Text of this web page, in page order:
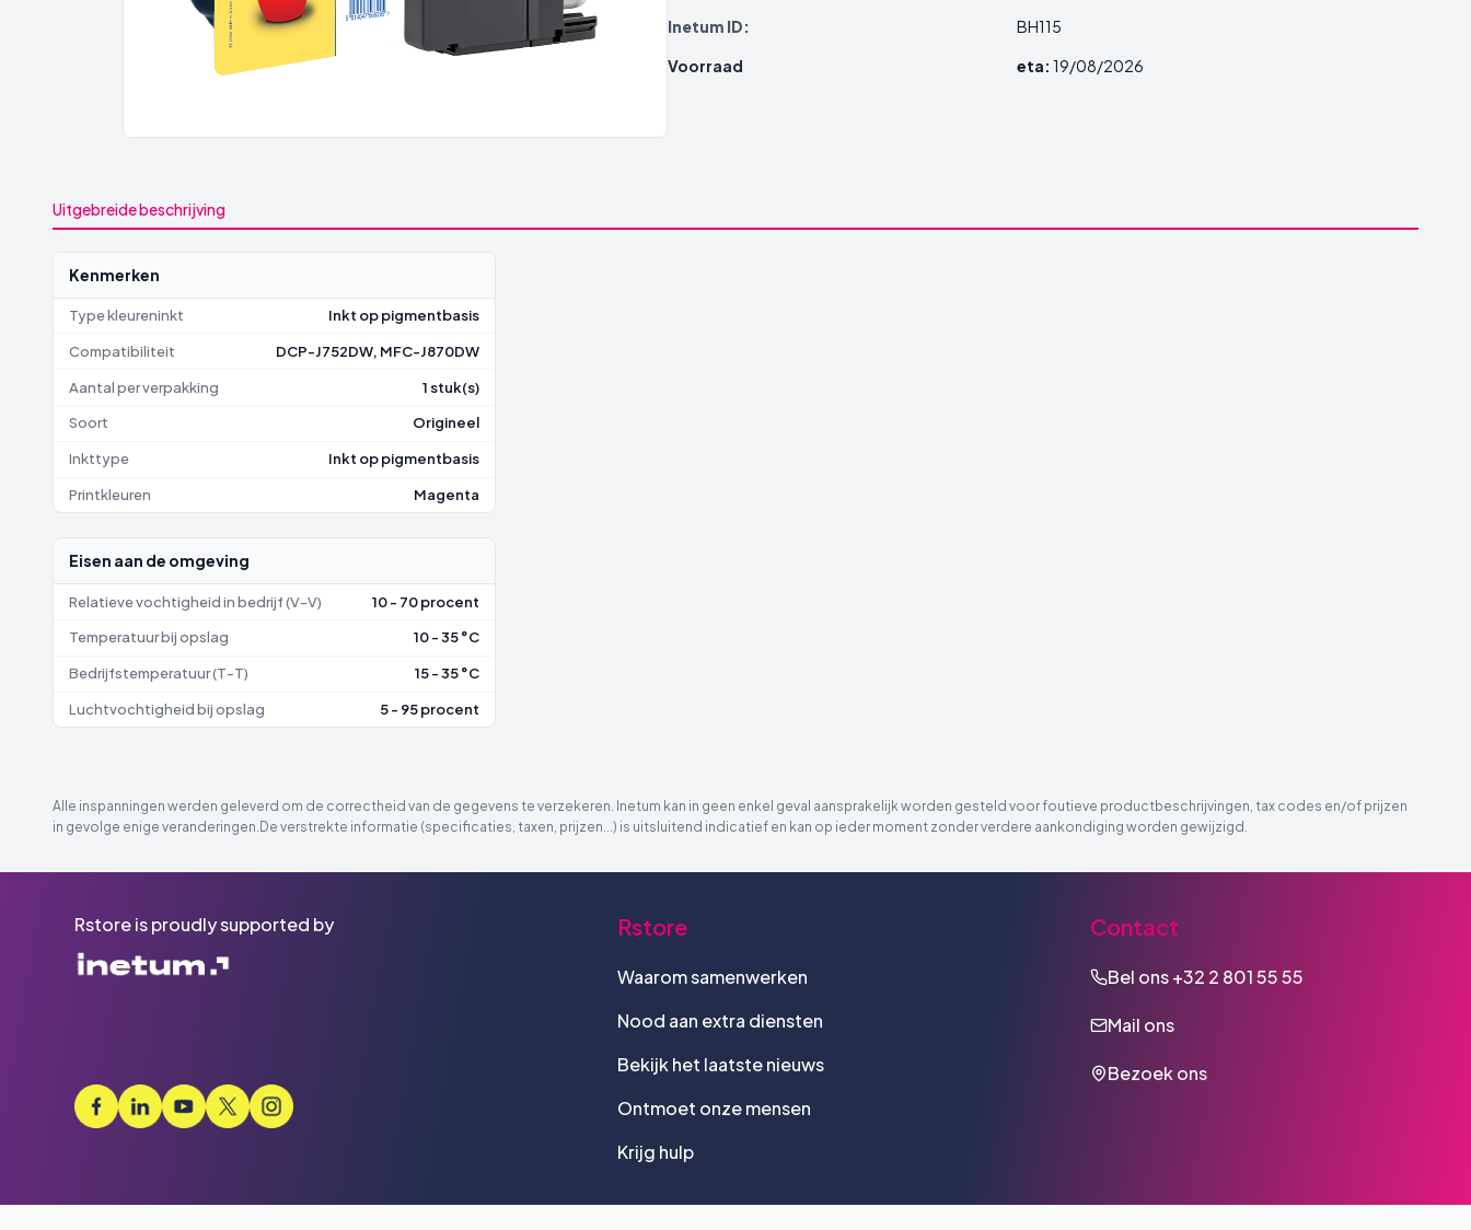
Inetum ID:
BH115
Voorraad
eta: 19/08/2026
Uitgebreide beschrijving
Kenmerken
Type kleureninkt Inkt op pigmentbasis
Compatibiliteit DCP-J752DW, MFC-J870DW
Aantal per verpakking 1 stuk(s)
Soort Origineel
Inkttype Inkt op pigmentbasis
Printkleuren Magenta
Eisen aan de omgeving
Relatieve vochtigheid in bedrijf (V-V) 10 - 70 procent
Temperatuur bij opslag 10 - 35 °C
Bedrijfstemperatuur (T-T) 15 - 35 °C
Luchtvochtigheid bij opslag 5 - 95 procent
Alle inspanningen werden geleverd om de correctheid van de gegevens te verzekeren. Inetum kan in geen enkel geval aansprakelijk worden gesteld voor foutieve productbeschrijvingen, tax codes en/of prijzen
in gevolge enige veranderingen.De verstrekte informatie (specificaties, taxen, prijzen...) is uitsluitend indicatief en kan op ieder moment zonder verdere aankondiging worden gewijzigd.
Rstore is proudly supported by Rstore
Waarom samenwerken
Nood aan extra diensten
Bekijk het laatste nieuws
Ontmoet onze mensen
Krijg hulp
Contact
Bel ons+32 2 801 55 55
Mail ons
Bezoek ons